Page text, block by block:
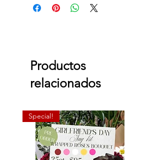
Productos
relacionados
Special!